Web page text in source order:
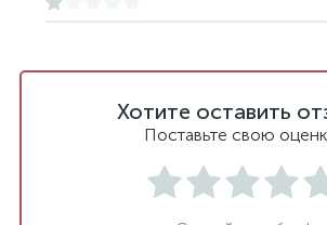
Хотите оставить
Поставьте свою